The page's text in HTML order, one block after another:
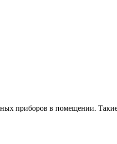
приборов в помещении.